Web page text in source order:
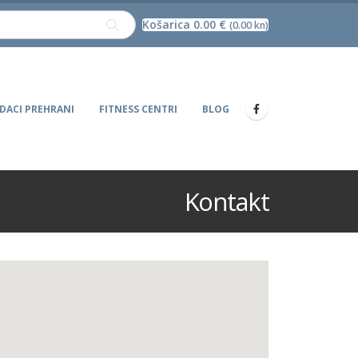
Košarica 0.00 € (0.00 kn)
PREHRANI FITNESS CENTRI BLOG
Kontakt